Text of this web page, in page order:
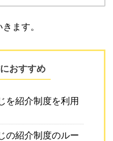
ます。
おすすめ
を紹介制度を利用
の紹介制度のルー